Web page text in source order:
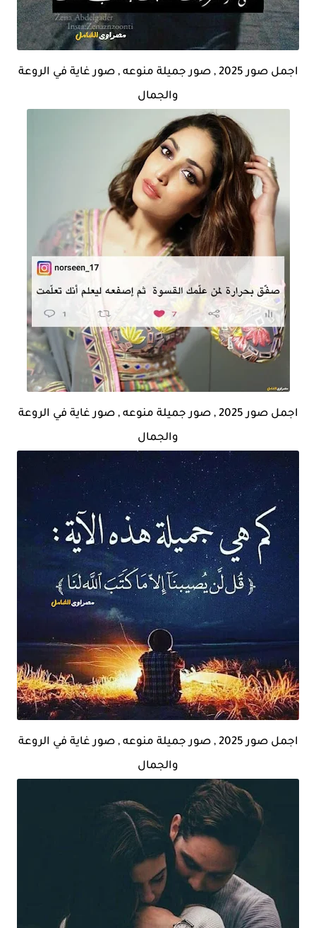
اجمل صور 2025 , صور جميلة منوعه , صور غاية في الروعة
والجمال
اجمل صور 2025 , صور جميلة منوعه , صور غاية في الروعة
والجمال
اجمل صور 2025 , صور جميلة منوعه , صور غاية في الروعة
والجمال